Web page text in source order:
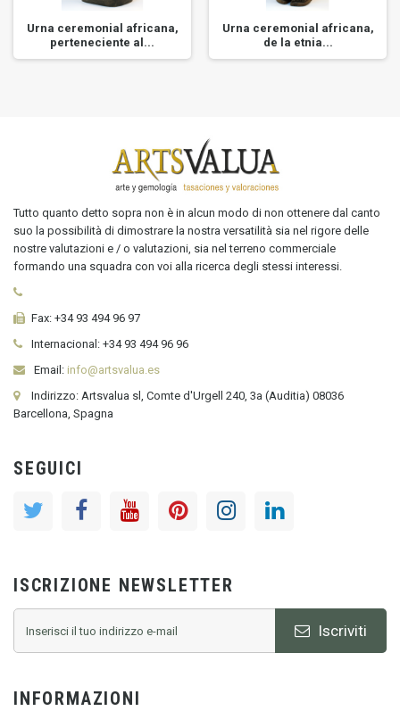
Urna ceremonial africana,
perteneciente al...
Urna ceremonial africana,
de la etnia...
Tutto quanto detto sopra non è in alcun modo di non ottenere dal canto
suo la possibilità di dimostrare la nostra versatilità sia nel rigore delle
nostre valutazioni e / o valutazioni, sia nel terreno commerciale
formando una squadra con voi alla ricerca degli stessi interessi.
Fax: +34 93 494 96 97
Internacional: +34 93 494 96 96
Email: info@artsvalua.es
Indirizzo: Artsvalua sl, Comte d'Urgell 240, 3a (Auditia) 08036
Barcellona, Spagna
SEGUICI
ISCRIZIONE NEWSLETTER
Iscriviti
INFORMAZIONI